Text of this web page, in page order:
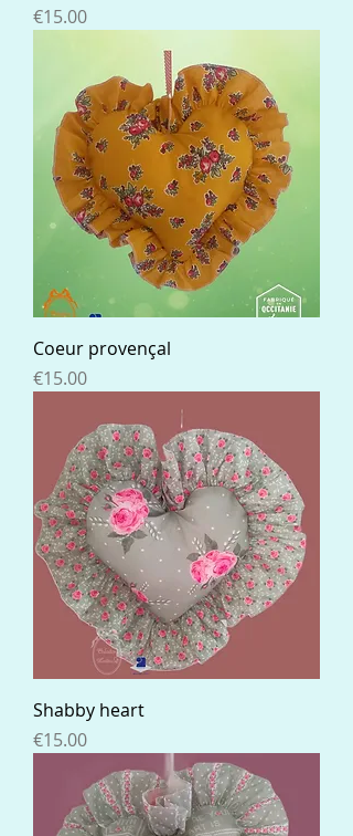
Price
€15.00
Coeur provençal
Price
€15.00
Shabby heart
Price
€15.00